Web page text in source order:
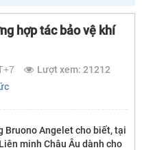
hợp tác bảo vệ khí
Lượt xem: 21212
Bruono Angelet cho biết, tại
minh Châu Âu dành cho